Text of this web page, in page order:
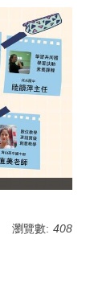
瀏覽數: 408